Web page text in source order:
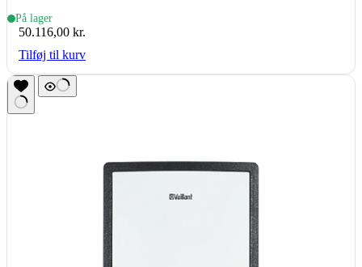
Aquarea T-CAP monoblock, J-gen, 9
kW
På lager
50.116,00 kr.
Tilføj til kurv